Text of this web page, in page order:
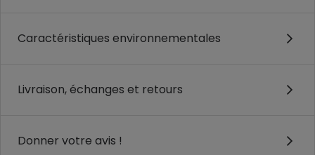
Caractéristiques environnementales
Livraison, échanges et retours
Donner votre avis !